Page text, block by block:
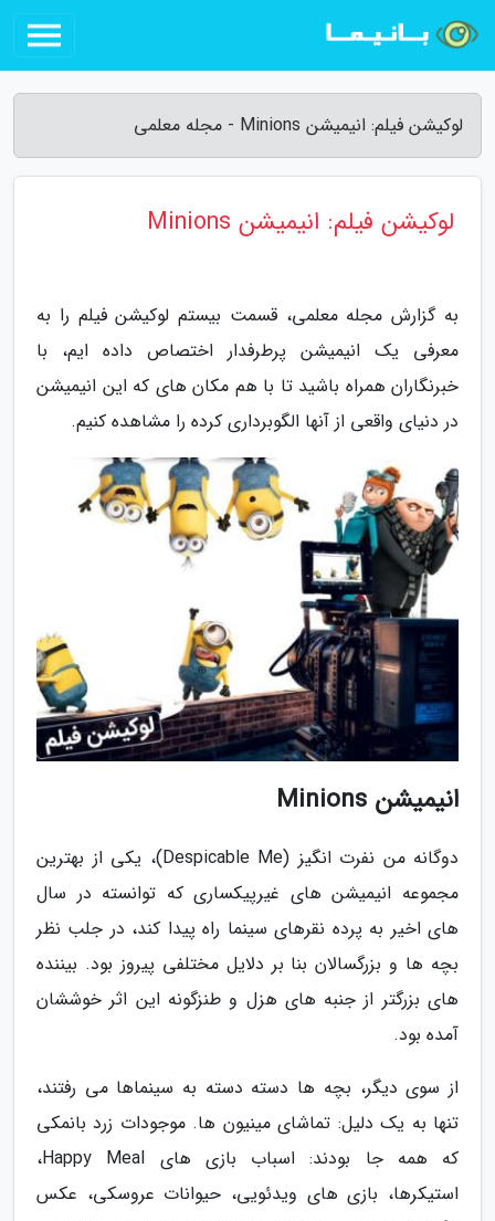
لوکیشن فیلم: انیمیشن Minions - مجله معلمی
لوکیشن فیلم: انیمیشن Minions
به گزارش مجله معلمی، قسمت بیستم لوکیشن فیلم را به
معرفی یک انیمیشن پرطرفدار اختصاص داده ایم، با
خبرنگاران همراه باشید تا با هم مکان های که این انیمیشن
در دنیای واقعی از آنها الگوبرداری کرده را مشاهده کنیم.
انیمیشن Minions
دوگانه من نفرت انگیز (Despicable Me)، یکی از بهترین
مجموعه انیمیشن های غیرپیکساری که توانسته در سال
های اخیر به پرده نقرهای سینما راه پیدا کند، در جلب نظر
بچه ها و بزرگسالان بنا بر دلایل مختلفی پیروز بود. بیننده
های بزرگتر از جنبه های هزل و طنزگونه این اثر خوششان
آمده بود.
از سوی دیگر، بچه ها دسته دسته به سینماها می رفتند،
تنها به یک دلیل: تماشای مینیون ها. موجودات زرد بانمکی
که همه جا بودند: اسباب بازی های Happy Meal،
استیکرها، بازی های ویدئویی، حیوانات عروسکی، عکس